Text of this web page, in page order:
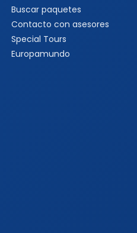
Buscar paquetes
Contacto con asesores
Special Tours
Europamundo